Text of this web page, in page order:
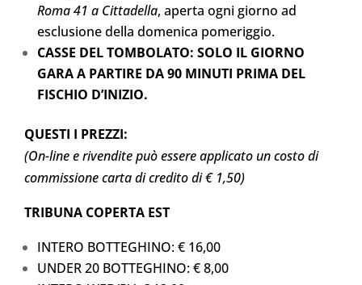
Roma 41 a Cittadella, aperta ogni giorno ad
esclusione della domenica pomeriggio.
CASSE DEL TOMBOLATO: SOLO IL GIORNO
GARA A PARTIRE DA 90 MINUTI PRIMA DEL
FISCHIO D’INIZIO.
QUESTI I PREZZI:
(On-line e rivendite può essere applicato un costo di
commissione carta di credito di € 1,50)
TRIBUNA COPERTA EST
INTERO BOTTEGHINO: € 16,00
UNDER 20 BOTTEGHINO: € 8,00